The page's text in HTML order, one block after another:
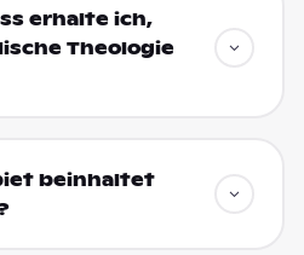
erhalte ich,
Theologie
beinhaltet